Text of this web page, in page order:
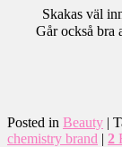
Skakas väl
Går också bra
Posted in Beauty |
chemistry brand | 2